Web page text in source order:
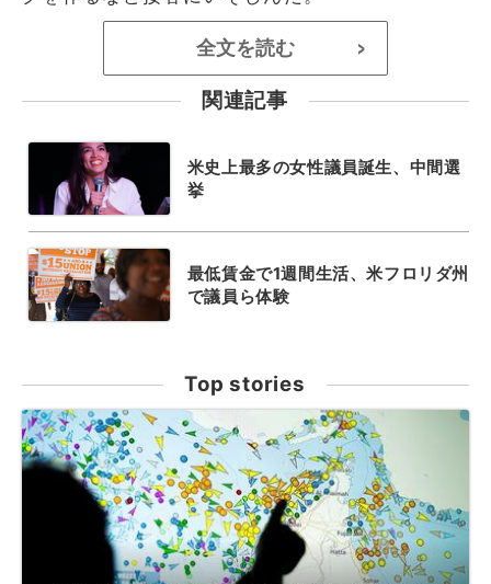
全文を読む >
関連記事
米史上最多の女性議員誕生、中間選
挙
最低賃金で1週間生活、米フロリダ州
で議員ら体験
Top stories